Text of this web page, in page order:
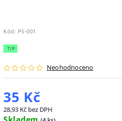
Kód: PS-001
TIP
Neohodnoceno
35 Kč
28,93 Kč bez DPH